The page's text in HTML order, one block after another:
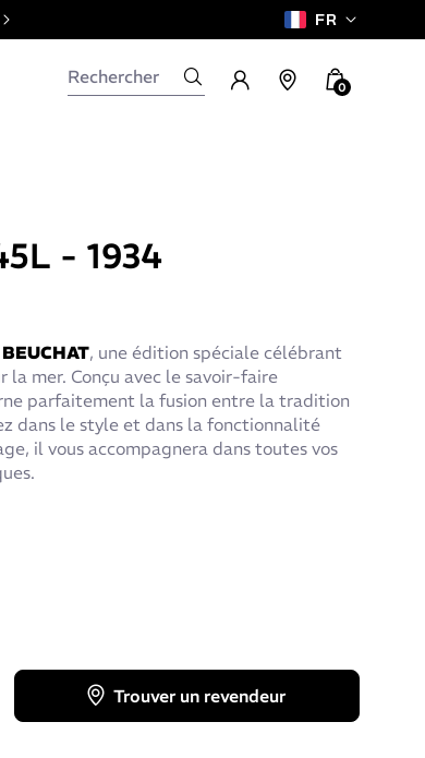
FR
0
- 1934
, une édition spéciale célébrant
la mer. Conçu avec le savoir-faire
parfaitement la fusion entre la tradition
dans le style et dans la fonctionnalité
il vous accompagnera dans toutes vos
Trouver un revendeur